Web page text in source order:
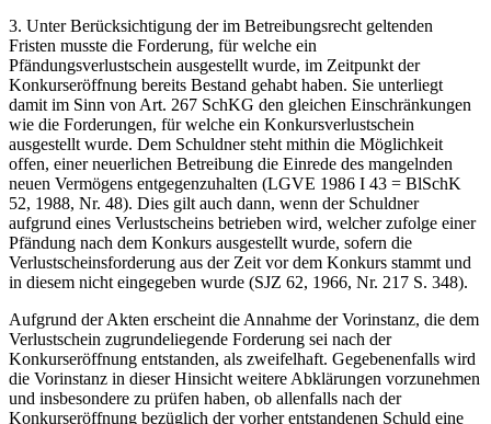
3. Unter Berücksichtigung der im Betreibungsrecht geltenden
Fristen musste die Forderung, für welche ein
Pfändungsverlustschein ausgestellt wurde, im Zeitpunkt der
Konkurseröffnung bereits Bestand gehabt haben. Sie unterliegt
damit im Sinn von Art. 267 SchKG den gleichen Einschränkungen
wie die Forderungen, für welche ein Konkursverlustschein
ausgestellt wurde. Dem Schuldner steht mithin die Möglichkeit
offen, einer neuerlichen Betreibung die Einrede des mangelnden
neuen Vermögens entgegenzuhalten (LGVE 1986 I 43 = BlSchK
52, 1988, Nr. 48). Dies gilt auch dann, wenn der Schuldner
aufgrund eines Verlustscheins betrieben wird, welcher zufolge einer
Pfändung nach dem Konkurs ausgestellt wurde, sofern die
Verlustscheinsforderung aus der Zeit vor dem Konkurs stammt und
in diesem nicht eingegeben wurde (SJZ 62, 1966, Nr. 217 S. 348).
Aufgrund der Akten erscheint die Annahme der Vorinstanz, die dem
Verlustschein zugrundeliegende Forderung sei nach der
Konkurseröffnung entstanden, als zweifelhaft. Gegebenenfalls wird
die Vorinstanz in dieser Hinsicht weitere Abklärungen vorzunehmen
und insbesondere zu prüfen haben, ob allenfalls nach der
Konkurseröffnung bezüglich der vorher entstandenen Schuld eine